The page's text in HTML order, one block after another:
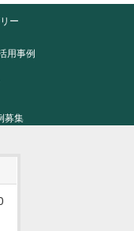
ー
用事例
募集